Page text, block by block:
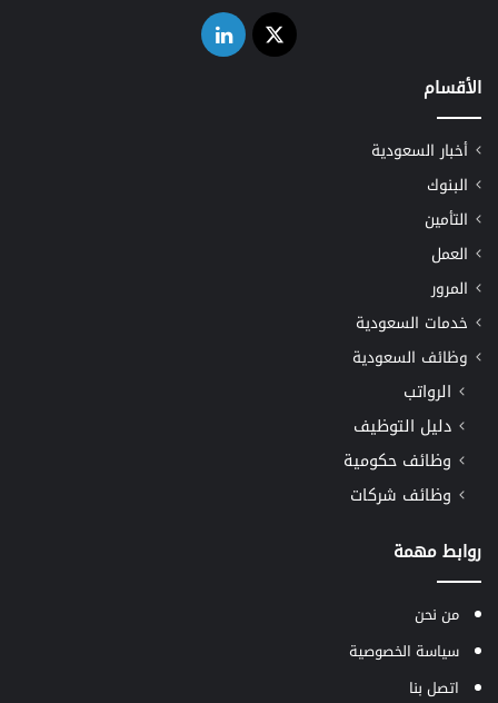
‫X لينكدإن
الأقسام
أخبار السعودية
البنوك
التأمين
العمل
المرور
خدمات السعودية
وظائف السعودية
الرواتب
دليل التوظيف
وظائف حكومية
وظائف شركات
روابط مهمة
من نحن
سياسة الخصوصية
اتصل بنا